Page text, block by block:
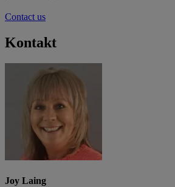
Contact us
Kontakt
Joy Laing